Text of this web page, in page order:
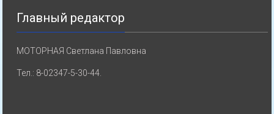
Главный редактор
МОТОРНАЯ Светлана Павловна
Тел.: 8-02347-5-30-44.